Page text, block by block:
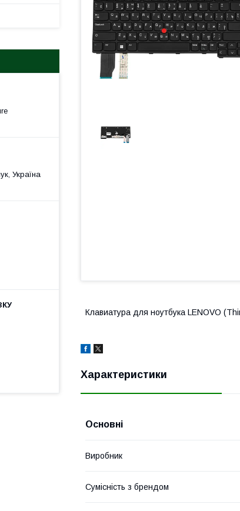
Клавиатура для ноутбука LENOVO
Характеристики
Основні
Виробник
Сумісність з брендом
Україна